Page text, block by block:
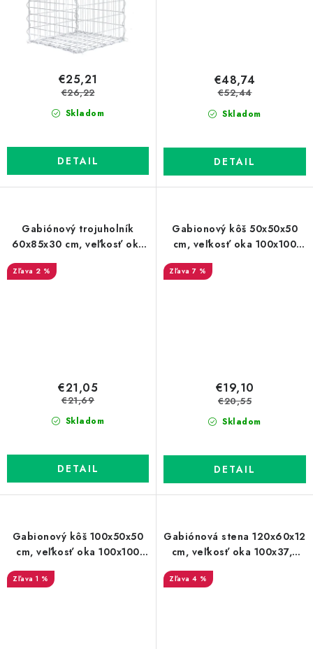
Skladom
€25,21
€26,22
DETAIL
Skladom
€48,74
€52,44
DETAIL
Gabiónový trojuholník
60x85x30 cm, veľkosť oka
2 %
Skladom
€21,05
€21,69
DETAIL
Gabionový kôš 50x50x50
cm, veľkosť oka 100x100
7 %
Skladom
€19,10
€20,55
DETAIL
Gabionový kôš 100x50x50
cm, veľkosť oka 100x100
1 %
Gabiónová stena 120x60x12
cm, veľkosť oka 100x37,5
4 %